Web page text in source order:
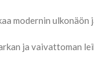
modernin ulkonäön
ja vaivattoman